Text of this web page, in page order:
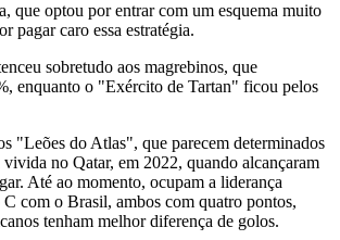
que optou por entrar com um esquema muito
pagar caro essa estratégia.
sobretudo aos magrebinos, que
enquanto o "Exército de Tartan" ficou pelos
"Leões do Atlas", que parecem determinados
vivida no Qatar, em 2022, quando alcançaram
Até ao momento, ocupam a liderança
com o Brasil, ambos com quatro pontos,
tenham melhor diferença de golos.